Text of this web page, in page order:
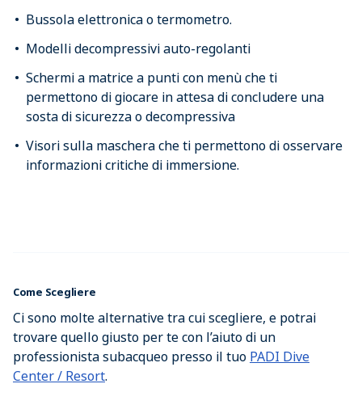
Bussola elettronica o termometro.
Modelli decompressivi auto-regolanti
Schermi a matrice a punti con menù che ti
permettono di giocare in attesa di concludere una
sosta di sicurezza o decompressiva
Visori sulla maschera che ti permettono di osservare
informazioni critiche di immersione.
Come Scegliere
Ci sono molte alternative tra cui scegliere, e potrai
trovare quello giusto per te con l’aiuto di un
professionista subacqueo presso il tuo PADI Dive
Center / Resort.